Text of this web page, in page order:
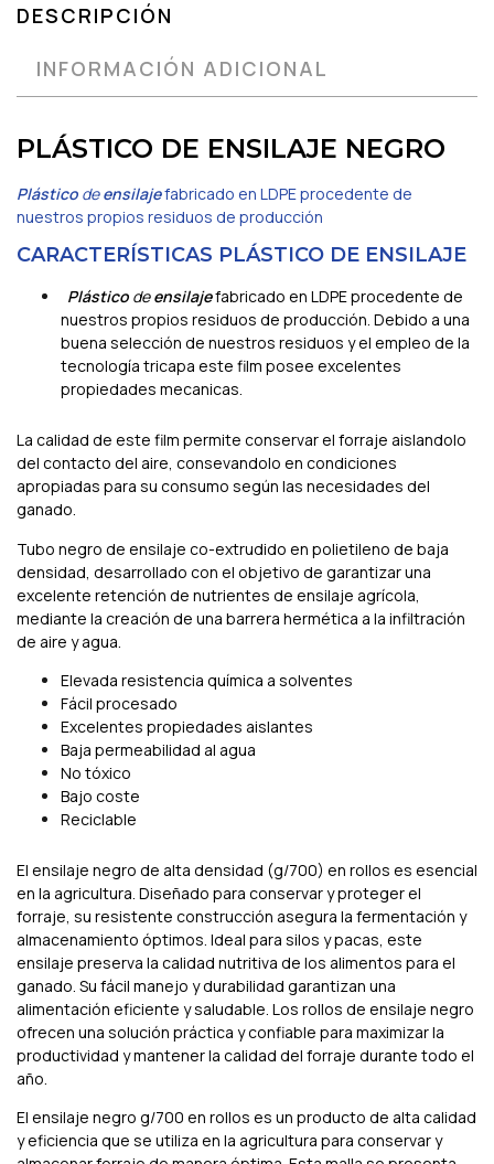
DESCRIPCIÓN
INFORMACIÓN ADICIONAL
PLÁSTICO DE ENSILAJE NEGRO
Plástico deensilajefabricado en LDPE procedente de
nuestros propios residuos de producción
CARACTERÍSTICAS PLÁSTICO DE ENSILAJE
Plástico deensilajefabricado en LDPE procedente de
nuestros propios residuos de producción. Debido a una
buena selección de nuestros residuos y el empleo de la
tecnología tricapa este film posee excelentes
propiedades mecanicas.
La calidad de este film permite conservar el forraje aislandolo
del contacto del aire, consevandolo en condiciones
apropiadas para su consumo según las necesidades del
ganado.
Tubo negro de ensilaje co-extrudido en polietileno de baja
densidad, desarrollado con el objetivo de garantizar una
excelente retención de nutrientes de ensilaje agrícola,
mediante la creación de una barrera hermética a la infiltración
de aire y agua.
Elevada resistencia química a solventes
Fácil procesado
Excelentes propiedades aislantes
Baja permeabilidad al agua
No tóxico
Bajo coste
Reciclable
El ensilaje negro de alta densidad (g/700) en rollos es esencial
en la agricultura. Diseñado para conservar y proteger el
forraje, su resistente construcción asegura la fermentación y
almacenamiento óptimos. Ideal para silos y pacas, este
ensilaje preserva la calidad nutritiva de los alimentos para el
ganado. Su fácil manejo y durabilidad garantizan una
alimentación eficiente y saludable. Los rollos de ensilaje negro
ofrecen una solución práctica y confiable para maximizar la
productividad y mantener la calidad del forraje durante todo el
año.
El ensilaje negro g/700 en rollos es un producto de alta calidad
y eficiencia que se utiliza en la agricultura para conservar y